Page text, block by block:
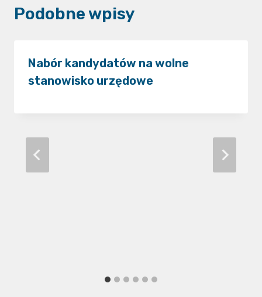
Podobne wpisy
Nabór kandydatów na wolne
stanowisko urzędowe